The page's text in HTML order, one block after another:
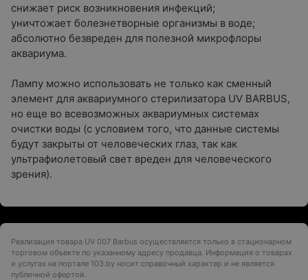
снижает риск возникновения инфекций;
уничтожает болезнетворные организмы в воде;
абсолютно безвреден для полезной микрофлоры
аквариума.
Лампу можно использовать не только как сменный
элемент для аквариумного стерилизатора UV BARBUS,
но еще во всевозможных аквариумных системах
очистки воды (с условием того, что данные системы
будут закрыты от человеческих глаз, так как
ультрафиолетовый свет вреден для человеческого
зрения).
Реализация товара UV 007 Barbus осуществляется только в стационарном
торговом объекте по указанному адресу продавца. Информация о товарах
и услугах на портале 103.by носит справочный характер и не является
публичной офертой.